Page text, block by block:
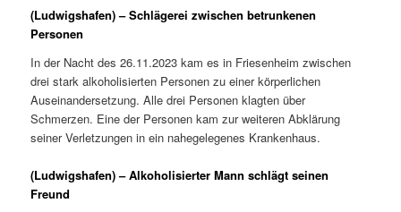
(Ludwigshafen) – Schlägerei zwischen betrunkenen
Personen
In der Nacht des 26.11.2023 kam es in Friesenheim zwischen
drei stark alkoholisierten Personen zu einer körperlichen
Auseinandersetzung. Alle drei Personen klagten über
Schmerzen. Eine der Personen kam zur weiteren Abklärung
seiner Verletzungen in ein nahegelegenes Krankenhaus.
(Ludwigshafen) – Alkoholisierter Mann schlägt seinen
Freund